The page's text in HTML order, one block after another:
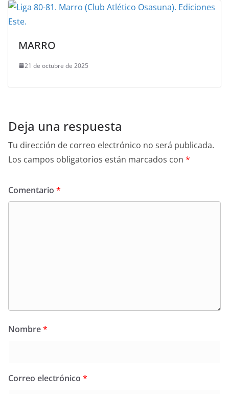
MARRO
21 de octubre de 2025
Deja una respuesta
Tu dirección de correo electrónico no será publicada.
Los campos obligatorios están marcados con *
Comentario *
Nombre*
Correo electrónico *